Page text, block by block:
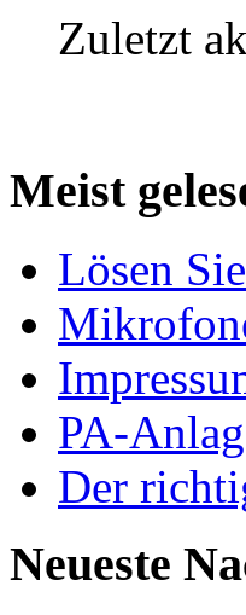
Zuletzt
Meist
Lösen
PA-
Der
Neueste